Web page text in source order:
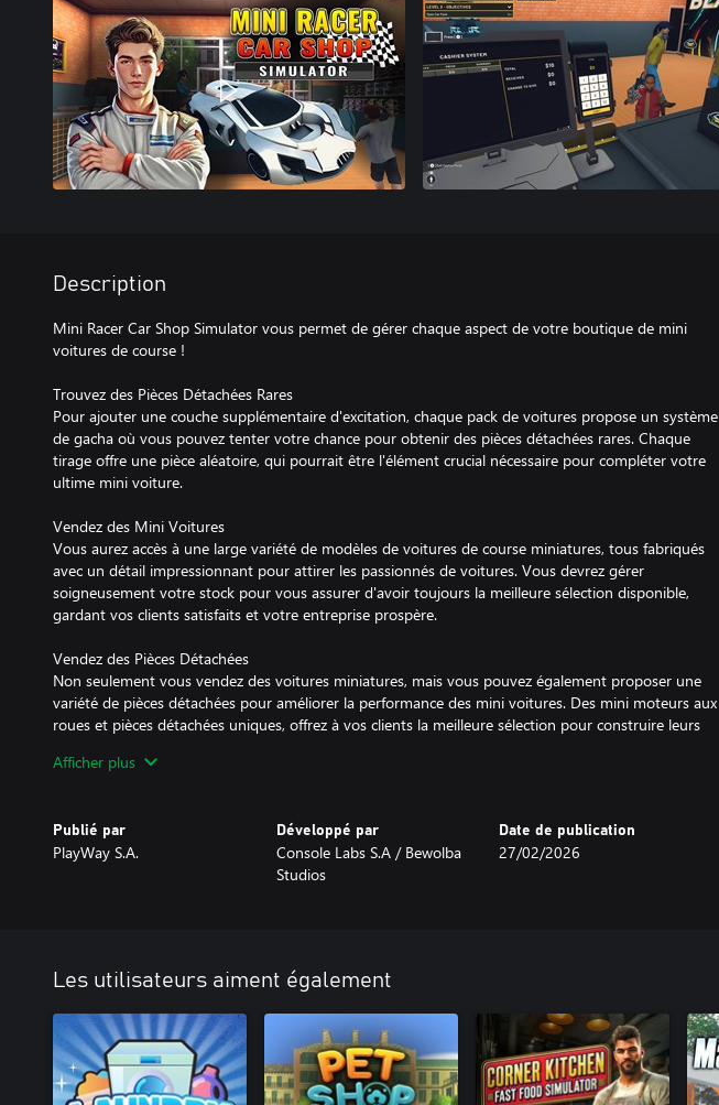
Description
Mini Racer Car Shop Simulator vous permet de gérer chaque aspect de votre boutique de mini
voitures de course !
Trouvez des Pièces Détachées Rares
Pour ajouter une couche supplémentaire d'excitation, chaque pack de voitures propose un système
de gacha où vous pouvez tenter votre chance pour obtenir des pièces détachées rares. Chaque
tirage offre une pièce aléatoire, qui pourrait être l'élément crucial nécessaire pour compléter votre
ultime mini voiture.
Vendez des Mini Voitures
Vous aurez accès à une large variété de modèles de voitures de course miniatures, tous fabriqués
avec un détail impressionnant pour attirer les passionnés de voitures. Vous devrez gérer
soigneusement votre stock pour vous assurer d'avoir toujours la meilleure sélection disponible,
gardant vos clients satisfaits et votre entreprise prospère.
Vendez des Pièces Détachées
Non seulement vous vendez des voitures miniatures, mais vous pouvez également proposer une
variété de pièces détachées pour améliorer la performance des mini voitures. Des mini moteurs aux
roues et pièces détachées uniques, offrez à vos clients la meilleure sélection pour construire leurs
voitures personnalisées les plus impressionnantes pour que les clients puissent les acheter.
Mini Racer Car Shop Simulator offre créativité, en faisant un havre idéal pour les passionnés de mini
voitures. Commencez dès aujourd'hui et transformez votre boutique en la destination ultime pour
les clients!
Afficher plus
Publié par
PlayWay S.A.
Développé par
Console Labs S.A / Bewolba
Studios
Date de publication
27/02/2026
Les utilisateurs aiment également